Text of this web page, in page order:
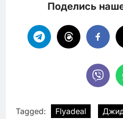
Поделись
Tagged: Flyadeal